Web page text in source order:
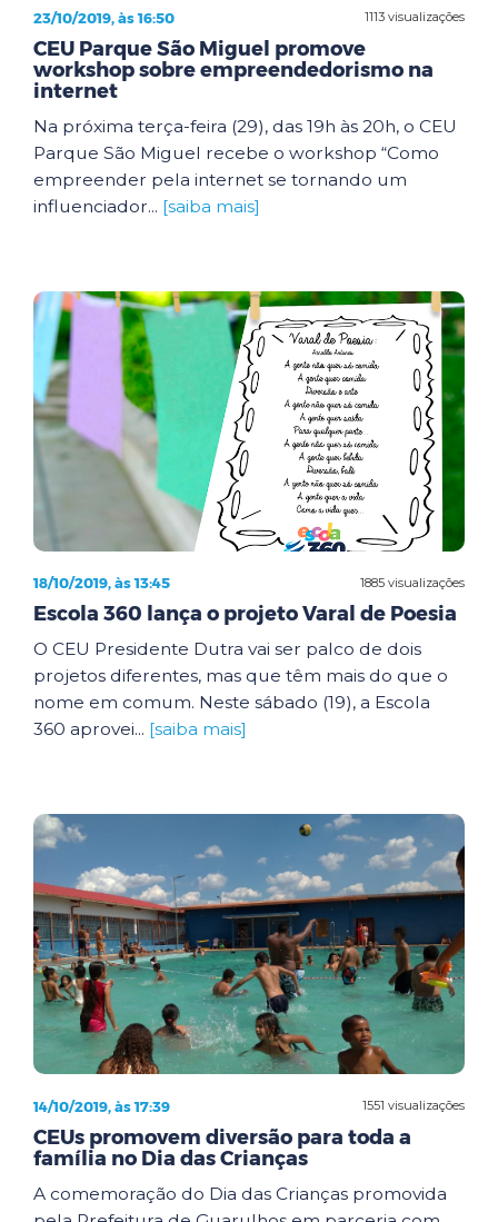
1113 visualizações
23/10/2019, às 16:50
CEU Parque São Miguel promove
workshop sobre empreendedorismo na
internet
Na próxima terça-feira (29), das 19h às 20h, o CEU
Parque São Miguel recebe o workshop “Como
empreender pela internet se tornando um
influenciador... [saiba mais]
1885 visualizações
18/10/2019, às 13:45
Escola 360 lança o projeto Varal de Poesia
O CEU Presidente Dutra vai ser palco de dois
projetos diferentes, mas que têm mais do que o
nome em comum. Neste sábado (19), a Escola
360 aprovei... [saiba mais]
1551 visualizações
14/10/2019, às 17:39
CEUs promovem diversão para toda a
família no Dia das Crianças
A comemoração do Dia das Crianças promovida